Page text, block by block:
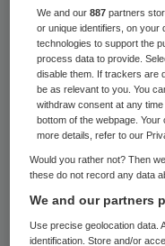
Besmetting
Het gaat om de
langer rondgaat
nu voor het
buurland van
Instituut (RKI)
plaatsvond in
verspreiding van
We and our887 partners
or unique identifiers, on your
technologies to support the
process data to provide.
disable them. If trackers are
be as relevant to you. You
withdraw consent at any
bottom of the webpage.
more details, refer to our
Would you rather not? Then
these do not record any data
We and our partners
Use precise geolocation data.
identification. Store and/or